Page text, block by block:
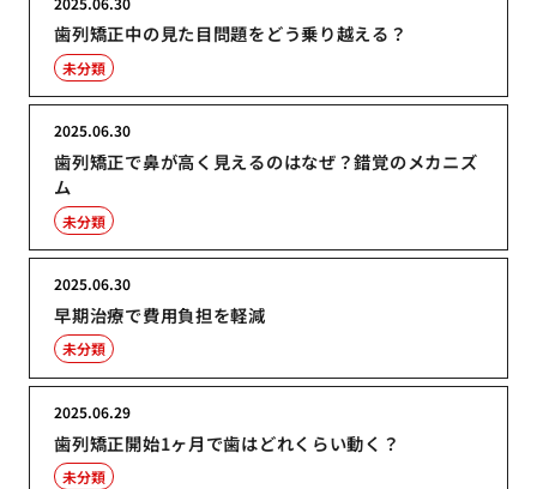
歯列矯正中の見た目問題をどう乗り越える？
未分類
歯列矯正で鼻が高く見えるのはなぜ？錯覚のメカニズ
ム
2025.06.30
未分類
早期治療で費用負担を軽減
2025.06.30
未分類
歯列矯正開始1ヶ月で歯はどれくらい動く？
2025.06.29
未分類